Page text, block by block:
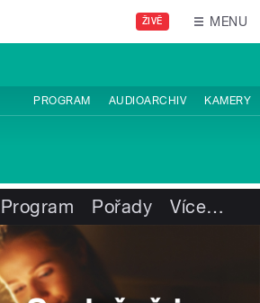
ŽIVĚ MENU
PROGRAM AUDIOARCHIV KAMERY
Program Pořady Více…